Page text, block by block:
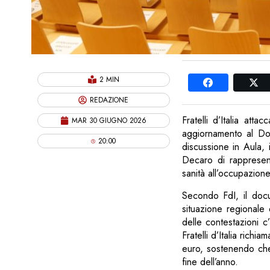
2 MIN
REDAZIONE
MAR 30 GIUGNO 2026
20:00
Fratelli d’Italia
aggiornamento al
discussione in
Decaro di
sanità
Secondo FdI, il
situazione
delle contestazioni
Fratelli d’Italia
euro, sostenendo
fine dell’anno.